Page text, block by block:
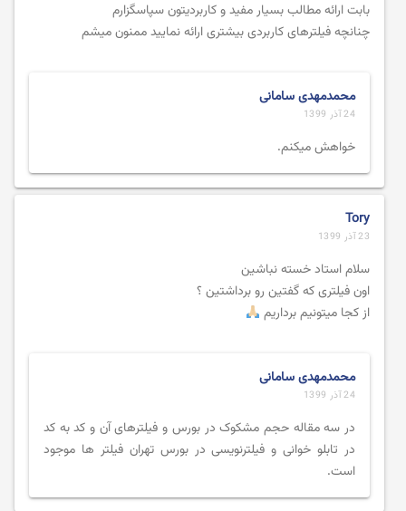
بابت ارائه مطالب بسیار مفید و کاربردیتون سپاسگزارم
چنانچه فیلترهای کاربردی بیشتری ارائه نمایید ممنون میشم
محمدمهدی سامانی
24 آذر 1399
خواهش میکنم.
Tory
23 آذر 1399
سلام استاد خسته نباشین
اون فیلتری که گفتین رو برداشتین ؟
از کجا میتونیم برداریم
محمدمهدی سامانی
24 آذر 1399
در سه مقاله حجم مشکوک در بورس و فیلترهای آن و کد به کد
در تابلو خوانی و فیلترنویسی در بورس تهران فیلتر ها موجود
است.